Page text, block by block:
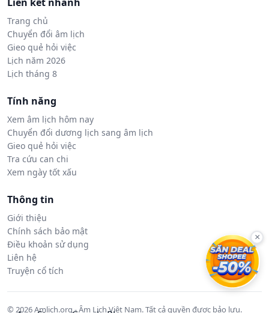
Trang chủ
Chuyển đổi âm lịch
Gieo quẻ hỏi việc
Lịch năm 2026
Lịch tháng 8
Tính năng
Xem âm lịch hôm nay
Chuyển đổi dương lịch sang âm lịch
Gieo quẻ hỏi việc
Tra cứu can chi
Xem ngày tốt xấu
Thông tin
Giới thiệu
Chính sách bảo mật
Điều khoản sử dụng
Liên hệ
Truyện cổ tích
© 2026 Amlich.org - Âm Lịch Việt Nam. Tất cả quyền được bảo lưu.
×